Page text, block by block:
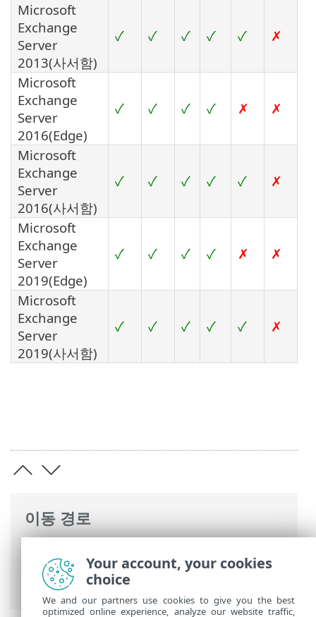
이동 경로
개요>다중 계층 보안> 메일 전송 보호 규
칙 생성
Microsoft
Exchange
Server
2013(사서함)
✓ ✓ ✓ ✓ ✓ ✗
Microsoft
Exchange
Server
2016(Edge)
✓ ✓ ✓ ✓ ✗ ✗
Microsoft
Exchange
Server
2016(사서함)
✓ ✓ ✓ ✓ ✓ ✗
Microsoft
Exchange
Server
2019(Edge)
✓ ✓ ✓ ✓ ✗ ✗
Microsoft
Exchange
Server
2019(사서함)
✓ ✓ ✓ ✓ ✓ ✗
Your account, your cookies
choice
We and our partners use cookies to give you the best
optimized online experience, analyze our website traffic,